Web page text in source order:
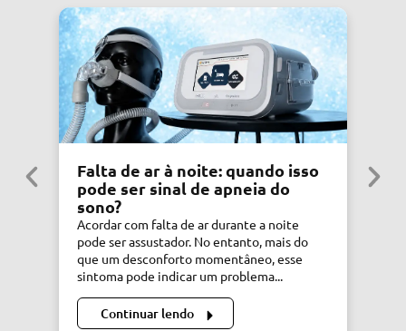
Falta de ar à noite: quando isso
pode ser sinal de apneia do
sono?
Acordar com falta de ar durante a noite
pode ser assustador. No entanto, mais do
que um desconforto momentâneo, esse
sintoma pode indicar um problema...
Continuar lendo